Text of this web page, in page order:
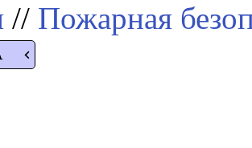
// Пожарная